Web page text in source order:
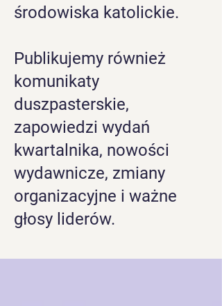
środowiska katolickie.
Publikujemy również
komunikaty
duszpasterskie,
zapowiedzi wydań
kwartalnika, nowości
wydawnicze, zmiany
organizacyjne i ważne
głosy liderów.